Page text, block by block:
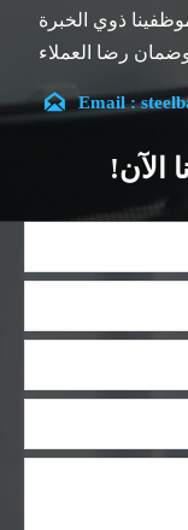
ذوي الخبرة
رضا العملاء
والتي تعد
فريقنا بتخصص
14 عامًا مع خبرة غنية في مختلف
دراية بمجموعة
الفريدة، ونضمن
مبنية لهذا الغرض
خدمات لصناعات
 Email :
الآن!